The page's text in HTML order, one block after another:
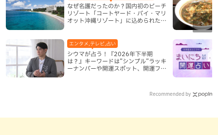
なぜ名護だったのか？国内初のビーチ
リゾート「コートヤード・バイ・マリ
オット沖縄リゾート」に込められた想
シウマが占う！『2026年下半期
は？』キーワードは”シンプル”ラッキ
ーナンバーや開運スポット、開運フー
エンタメ,テレビ,占い
Recommended by